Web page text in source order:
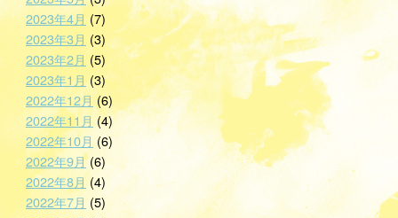
2023年4月 (7)
2023年3月 (3)
2023年2月 (5)
2023年1月(3)
2022年12月 (6)
2022年11月 (4)
2022年10月(6)
2022年9月(6)
2022年8月 (4)
2022年7月 (5)